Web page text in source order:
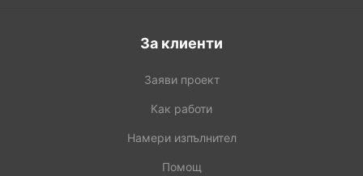
За клиенти
Заяви проект
Как работи
Намери изпълнител
Помощ